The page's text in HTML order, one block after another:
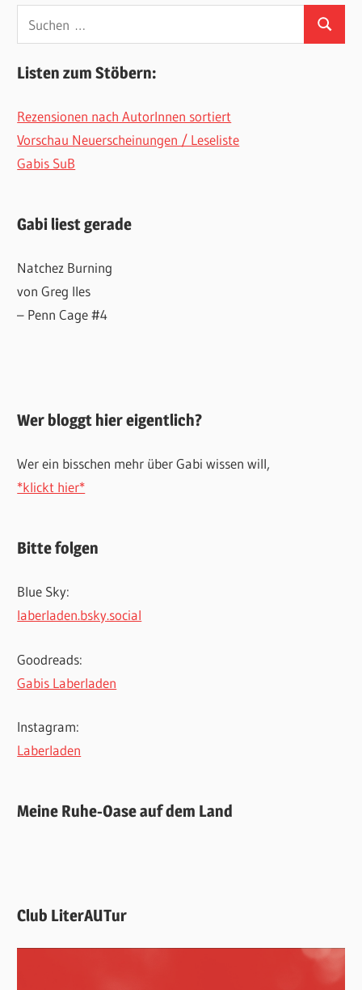
nach:
Suchen
Listen zum Stöbern:
Rezensionen nach AutorInnen sortiert
Vorschau Neuerscheinungen / Leseliste
Gabis SuB
Gabi liest gerade
Natchez Burning
von Greg Iles
– Penn Cage #4
Wer bloggt hier eigentlich?
Wer ein bisschen mehr über Gabi wissen will,
*klickt hier*
Bitte folgen
Blue Sky:
laberladen.bsky.social
Goodreads:
Gabis Laberladen
Instagram:
Laberladen
Meine Ruhe-Oase auf dem Land
Club LiterAUTur